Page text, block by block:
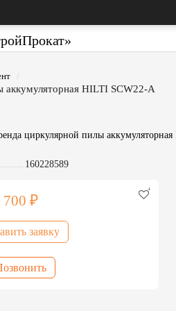
аккумуляторная HILTI SCW22-А
160228589
700 ₽
заявку